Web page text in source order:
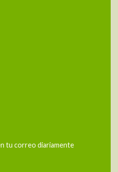
tu correo diariamente